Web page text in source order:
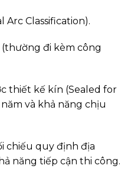
Arc Classification).
(thường đi kèm công
thiết kế kín (Sealed for
và khả năng chịu
chiếu quy định địa
năng tiếp cận thi công.